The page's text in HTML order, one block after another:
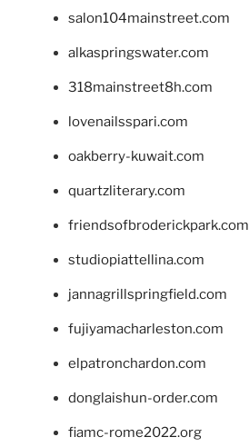
salon104mainstreet.com
alkaspringswater.com
318mainstreet8h.com
lovenailsspari.com
oakberry-kuwait.com
quartzliterary.com
friendsofbroderickpark.com
studiopiattellina.com
jannagrillspringfield.com
fujiyamacharleston.com
elpatronchardon.com
donglaishun-order.com
fiamc-rome2022.org